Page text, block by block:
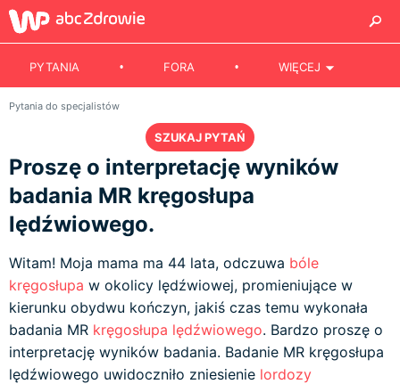
PYTANIA FORA WIĘCEJ
Pytania do specjalistów
SZUKAJ PYTAŃ
Proszę o interpretację wyników
badania MR kręgosłupa
lędźwiowego.
Witam! Moja mama ma 44 lata, odczuwa bóle
kręgosłupa w okolicy lędźwiowej, promieniujące w
kierunku obydwu kończyn, jakiś czas temu wykonała
badania MR kręgosłupa lędźwiowego. Bardzo proszę o
interpretację wyników badania. Badanie MR kręgosłupa
lędźwiowego uwidoczniło zniesienie lordozy